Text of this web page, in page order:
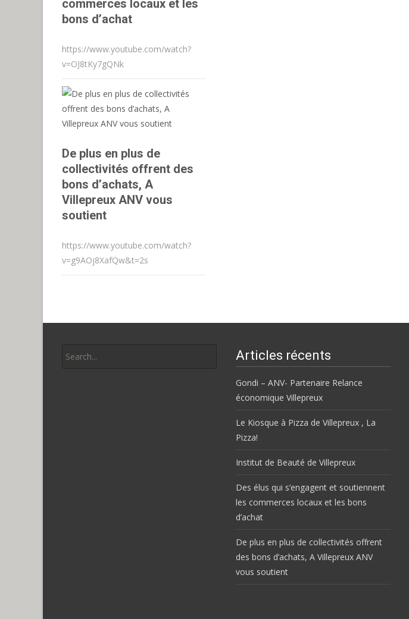
commerces locaux et les
bons d’achat
https://www.youtube.com/watch?
v=OJ8tKy7gQNk
De plus en plus de
collectivités offrent des
bons d’achats, A
Villepreux ANV vous
soutient
https://www.youtube.com/watch?
v=g9AOj8XafQw&t=2s
for:
Articles récents
Gondi – ANV- Partenaire Relance
économique Villepreux
Le Kiosque à Pizza de Villepreux , La
Pizza!
Institut de Beauté de Villepreux
Des élus qui s’engagent et soutiennent
les commerces locaux et les bons
d’achat
De plus en plus de collectivités offrent
des bons d’achats, A Villepreux ANV
vous soutient